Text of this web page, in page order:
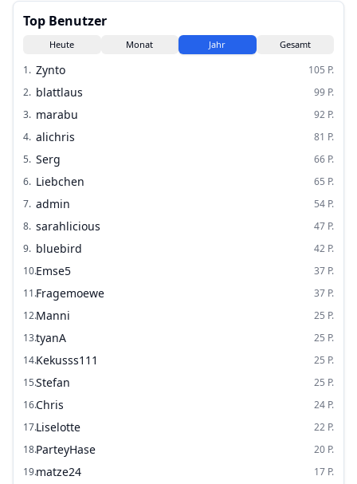
Top Benutzer
Heute Monat Jahr Gesamt
1. Zynto 105 P.
2. blattlaus 99 P.
3. marabu 92 P.
4. alichris 81 P.
5. Serg 66 P.
6. Liebchen 65 P.
7. admin 54 P.
8. sarahlicious 47 P.
9. bluebird 42 P.
10.Emse5 37 P.
11.Fragemoewe 37 P.
12.Manni 25 P.
13.tyanA 25 P.
14.Kekusss111 25 P.
15.Stefan 25 P.
16.Chris 24 P.
17.Liselotte 22 P.
18.ParteyHase 20 P.
19.matze24 17 P.